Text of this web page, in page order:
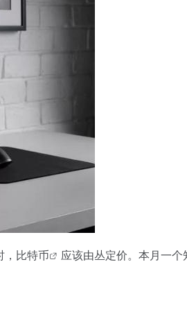
比特币
应该由丛定价。本月一